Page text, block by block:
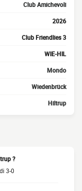
Club Amichevoli
2026
Club Friendlies 3
WIE-HIL
Mondo
Wiedenbrück
Hiltrup
?
3-0